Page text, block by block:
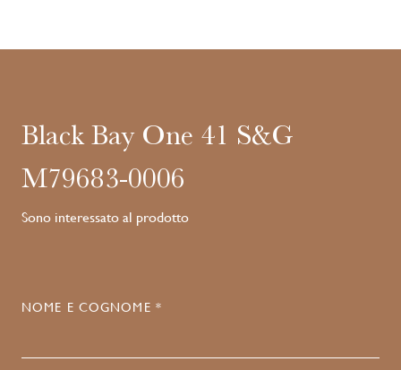
Black Bay One 41 S&G
M79683-0006
Sono interessato al prodotto
NOME E COGNOME *